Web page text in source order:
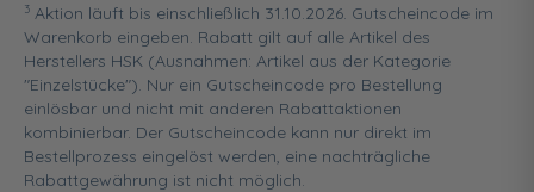
3 Aktion läuft bis einschließlich 31.10.2026. Gutscheincode im
Warenkorb eingeben. Rabatt gilt auf alle Artikel des
Herstellers HSK (Ausnahmen: Artikel aus der Kategorie
"Einzelstücke"). Nur ein Gutscheincode pro Bestellung
einlösbar und nicht mit anderen Rabattaktionen
kombinierbar. Der Gutscheincode kann nur direkt im
Bestellprozess eingelöst werden, eine nachträgliche
Rabattgewährung ist nicht möglich.